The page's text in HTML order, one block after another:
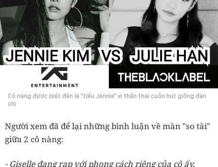
Cô nàng được biết đến là "tiểu Jennie" vì thần thái cuốn hút giống đàn
chị
Người xem đã để lại những bình luận về màn "so tài"
giữa 2 cô nàng:
- Giselle đang rap với phong cách riêng của cô ấy,